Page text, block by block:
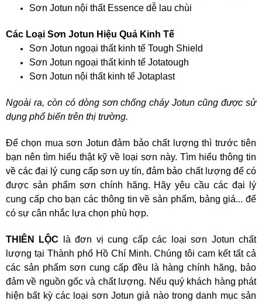
Sơn Jotun nội thất Essence dễ lau chùi
Các Loại Sơn Jotun Hiệu Quả Kinh Tế
Sơn Jotun ngoại thất kinh tế Tough Shield
Sơn Jotun ngoại thất kinh tế Jotatough
Sơn Jotun nội thất kinh tế Jotaplast
Ngoài ra, còn có dòng sơn chống cháy Jotun cũng được sử
dụng phổ biến trên thị trường.
Để chọn mua sơn Jotun đảm bảo chất lượng thì trước tiên
bạn nên tìm hiểu thật kỹ về loại sơn này. Tìm hiểu thông tin
về các đại lý cung cấp sơn uy tín, đảm bảo chất lượng để có
được sản phẩm sơn chính hãng. Hãy yêu cầu các đại lý
cung cấp cho bạn các thông tin về sản phẩm, bảng giá... để
có sự cân nhắc lựa chọn phù hợp.
THIÊN LỘC
là đơn vị cung cấp các loại sơn Jotun chất
lượng tại Thành phố Hồ Chí Minh. Chúng tôi cam kết tất cả
các sản phẩm sơn cung cấp đều là hàng chính hãng, bảo
đảm về nguồn gốc và chất lượng. Nếu quý khách hàng phát
hiện bất kỳ các loại sơn Jotun giả nào trong danh mục sản